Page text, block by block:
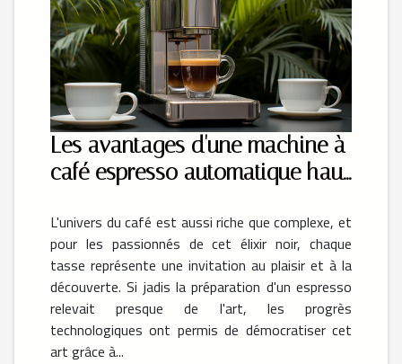
Les avantages d'une machine à
café espresso automatique haut
de café
L'univers du café est aussi riche que complexe, et
pour les passionnés de cet élixir noir, chaque
tasse représente une invitation au plaisir et à la
découverte. Si jadis la préparation d'un espresso
relevait presque de l'art, les progrès
technologiques ont permis de démocratiser cet
art grâce à...